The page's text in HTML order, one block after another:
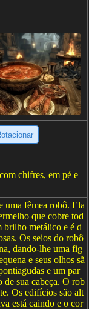
chifres, em pé e
uma fêmea robô. Ela
que cobre tod
brilho metálico e é d
Os seios do robô
dando-lhe uma fig
e seus olhos sã
e um par
de sua cabeça. O rob
Os edifícios são alt
está caindo e o cor